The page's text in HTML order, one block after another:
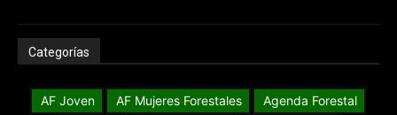
Categorías
AF Joven AF Mujeres Forestales
Agenda Forestal